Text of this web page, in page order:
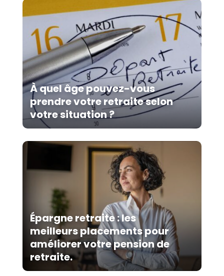
À quel âge pouvez-vous
prendre votre retraite selon
votre situation ?
Épargne retraite : les
meilleurs placements pour
améliorer votre pension de
retraite.